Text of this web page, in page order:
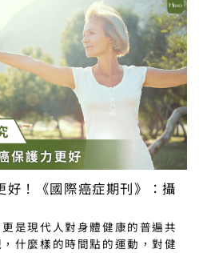
好！《國際癌症期刊》：攝
是現代人對身體健康的普遍共
什麼樣的時間點的運動，對健